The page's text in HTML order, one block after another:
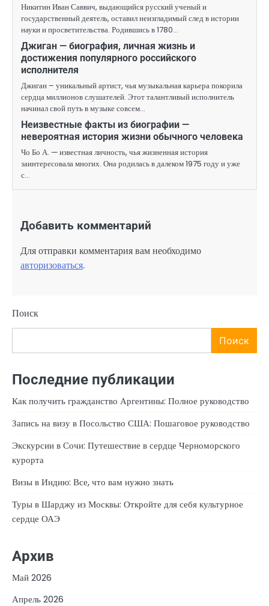
Никитин Иван Саввич, выдающийся русский ученый и
государственный деятель, оставил неизгладимый след в истории
науки и просветительства. Родившись в 1780…
Джиган — биография, личная жизнь и
достижения популярного российского
исполнителя
Джиган – уникальный артист, чья музыкальная карьера покорила
сердца миллионов слушателей. Этот талантливый исполнитель
начинал свой путь в музыке совсем…
Неизвестные факты из биографии —
невероятная история жизни обычного человека
Чо Бо А. — известная личность, чья жизненная история
заинтересовала многих. Она родилась в далеком 1975 году и уже
с…
Добавить комментарий
Для отправки комментария вам необходимо
авторизоваться.
Поиск
Поиск
Последние публикации
Как получить гражданство Аргентины: Полное руководство
Запись на визу в Посольство США: Пошаговое руководство
Экскурсии в Сочи: Путешествие в сердце Черноморского
курорта
Визы в Индию: Все, что вам нужно знать
Туры в Шарджу из Москвы: Откройте для себя культурное
сердце ОАЭ
Архив
Май 2026
Апрель 2026